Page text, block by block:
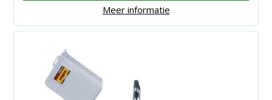
€1.810,00.
Meer informatie